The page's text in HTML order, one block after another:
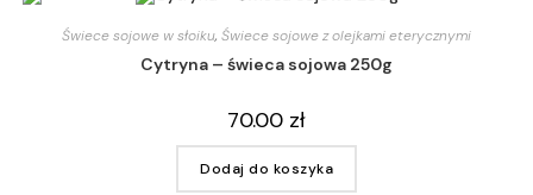
Świece sojowe w słoiku, Świece sojowe z olejkami eterycznymi
Cytryna – świeca sojowa 250g
70.00 zł
Dodaj do koszyka